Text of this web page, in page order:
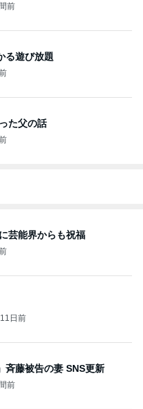
前
る遊び放題
た父の話
芸能界からも祝福
11日前
斉藤被告の妻 SNS更新
前